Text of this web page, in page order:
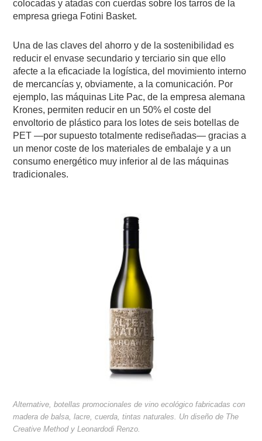
colocadas y atadas con cuerdas sobre los tarros de la
empresa griega Fotini Basket.
Una de las claves del ahorro y de la sostenibilidad es
reducir el envase secundario y terciario sin que ello
afecte a la eficaciade la logística, del movimiento interno
de mercancías y, obviamente, a la comunicación. Por
ejemplo, las máquinas Lite Pac, de la empresa alemana
Krones, permiten reducir en un 50% el coste del
envoltorio de plástico para los lotes de seis botellas de
PET —por supuesto totalmente rediseñadas— gracias a
un menor coste de los materiales de embalaje y a un
consumo energético muy inferior al de las máquinas
tradicionales.
Alternative, botellas promocionales de vino ecológico fabricadas con
madera de balsa, lacre, cuerda, tintas naturales. Un diseño de The
Creative Method y Leonardodi Renzo.